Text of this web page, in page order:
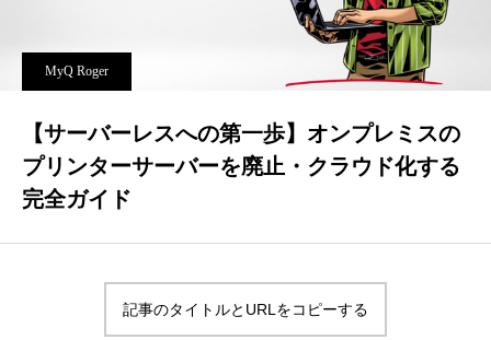
MyQ Roger
【サーバーレスへの第一歩】オンプレミスの
プリンターサーバーを廃止・クラウド化する
完全ガイド
記事のタイトルとURLをコピーする